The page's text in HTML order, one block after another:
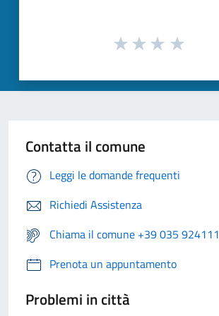
Contatta il comune
Leggi le domande frequenti
Richiedi Assistenza
Chiama il comune +39 035 924111
Prenota un appuntamento
Problemi in città